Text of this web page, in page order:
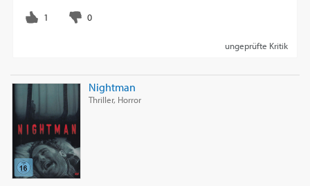
ungeprüfte Kritik
Nightman
Thriller, Horror